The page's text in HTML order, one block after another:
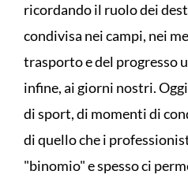
ricordando il ruolo dei
condivisa nei campi, nei
trasporto e del progresso
infine, ai giorni nostri.
di sport, di momenti di
di quello che i
"binomio" e spesso ci